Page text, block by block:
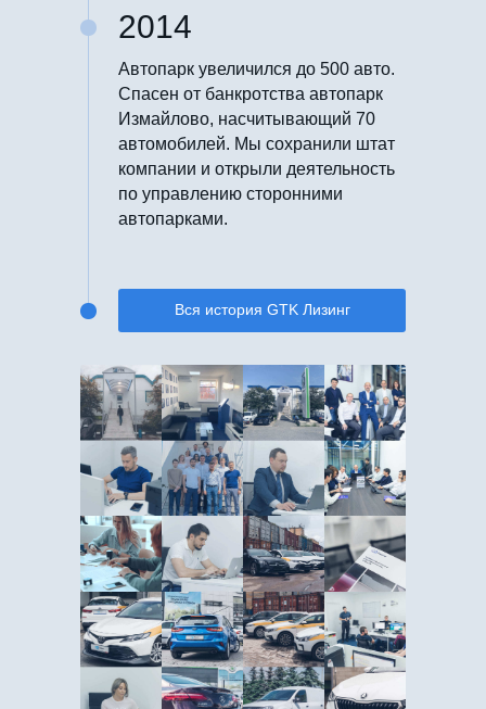
2014
Автопарк увеличился до 500 авто.
Спасен от банкротства автопарк
Измайлово, насчитывающий 70
автомобилей. Мы сохранили штат
компании и открыли деятельность
по управлению сторонними
автопарками.
Вся история GTK Лизинг